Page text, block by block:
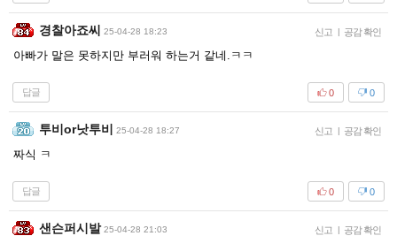
경찰아죠씨 25-04-28 18:23 신고 | 공감 확인
아빠가 말은 못하지만 부러워 하는거 같네.ㅋㅋ
답글 0
0
투비or낫투비 25-04-28 18:27 신고 | 공감 확인
짜식 ㅋ
답글 0
0
샌슨퍼시발 25-04-28 21:03 신고 | 공감 확인